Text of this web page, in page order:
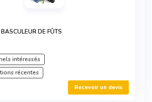
DE FÛTS
intéressés
récentes
Recevoir un devis